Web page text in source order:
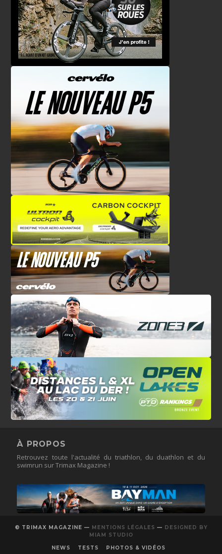
À PROPOS
Retrouvez toute l'actualité du triathlon, du duathlon et du
swimrun sur Trimax Magazine !
© TRIMAX MAGAZINE — MENTIONS LÉGALES — DESIGNED BY
MIAM STUDIO
NEWS
TESTS PHOTOS & VIDÉOS